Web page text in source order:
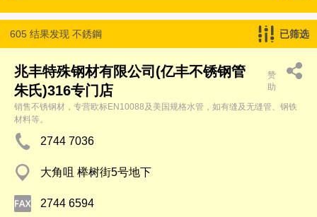
605 结果发现 不銹鋼 已筛选
兆丰特殊钢材有限公司(亿丰不锈钢管
朱氏)316专门店
赞
助
销售不锈钢材，专营欧标EN10088及美国规格水管，如有缝及无缝管、钢铁
材料等。
2744 7036
大角咀 榉树街5号地下
2744 6594